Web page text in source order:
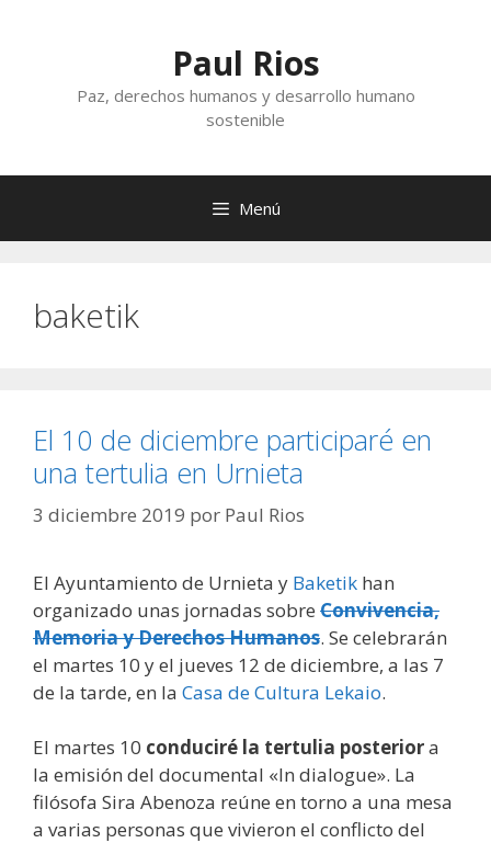
Paul Rios
Paz, derechos humanos y desarrollo humano
sostenible
Menú
baketik
El 10 de diciembre participaré en
una tertulia en Urnieta
3 diciembre 2019 por Paul Rios
El Ayuntamiento de Urnieta y Baketik han
organizado unas jornadas sobre Convivencia,
Memoria y Derechos Humanos. Se celebrarán
el martes 10 y el jueves 12 de diciembre, a las 7
de la tarde, en la Casa de Cultura Lekaio.
El martes 10 conduciré la tertulia posteriora
la emisión del documental «In dialogue». La
filósofa Sira Abenoza reúne en torno a una mesa
a varias personas que vivieron el conflicto del